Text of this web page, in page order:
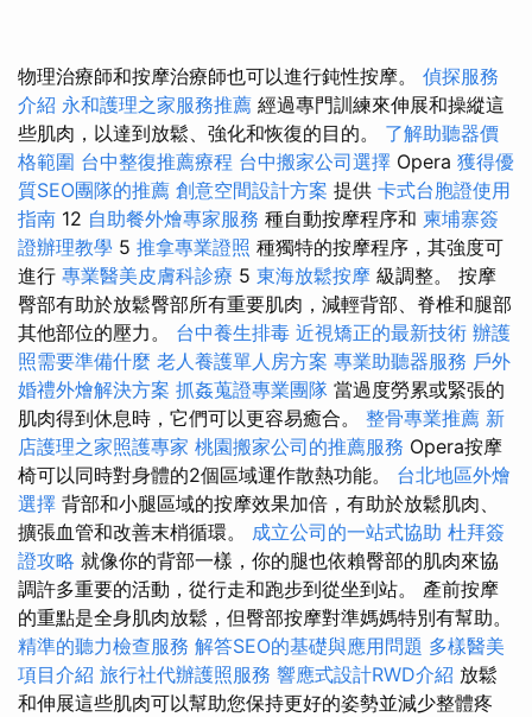
物理治療師和按摩治療師也可以進行鈍性按摩。 偵探服務
介紹 永和護理之家服務推薦 經過專門訓練來伸展和操縱這
些肌肉，以達到放鬆、強化和恢復的目的。 了解助聽器價
格範圍 台中整復推薦療程 台中搬家公司選擇 Opera 獲得優
質SEO團隊的推薦 創意空間設計方案 提供 卡式台胞證使用
指南 12 自助餐外燴專家服務 種自動按摩程序和 柬埔寨簽
證辦理教學 5 推拿專業證照 種獨特的按摩程序，其強度可
進行 專業醫美皮膚科診療 5 東海放鬆按摩 級調整。 按摩
臀部有助於放鬆臀部所有重要肌肉，減輕背部、脊椎和腿部
其他部位的壓力。 台中養生排毒 近視矯正的最新技術 辦護
照需要準備什麼 老人養護單人房方案 專業助聽器服務 戶外
婚禮外燴解決方案 抓姦蒐證專業團隊 當過度勞累或緊張的
肌肉得到休息時，它們可以更容易癒合。 整骨專業推薦 新
店護理之家照護專家 桃園搬家公司的推薦服務 Opera按摩
椅可以同時對身體的2個區域運作散熱功能。 台北地區外燴
選擇 背部和小腿區域的按摩效果加倍，有助於放鬆肌肉、
擴張血管和改善末梢循環。 成立公司的一站式協助 杜拜簽
證攻略 就像你的背部一樣，你的腿也依賴臀部的肌肉來協
調許多重要的活動，從行走和跑步到從坐到站。 產前按摩
的重點是全身肌肉放鬆，但臀部按摩對準媽媽特別有幫助。
精準的聽力檢查服務 解答SEO的基礎與應用問題 多樣醫美
項目介紹 旅行社代辦護照服務 響應式設計RWD介紹 放鬆
和伸展這些肌肉可以幫助您保持更好的姿勢並減少整體疼